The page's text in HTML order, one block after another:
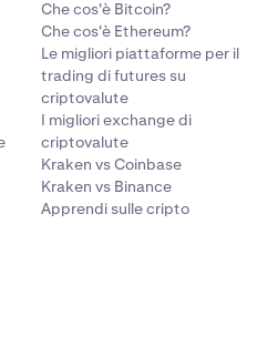
Che cos'è Bitcoin?
Che cos'è Ethereum?
Le migliori piattaforme per il
trading di futures su
criptovalute
I migliori exchange di
criptovalute
Kraken vs Coinbase
Kraken vs Binance
Apprendi sulle cripto